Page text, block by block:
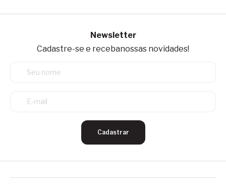
Newsletter
Cadastre-se e recebanossas novidades!
Cadastrar